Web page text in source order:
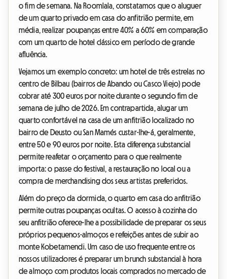
o fim de semana. Na Roomlala, constatamos que o aluguer
de um quarto privado em casa do anfitrião permite, em
média, realizar poupanças entre 40% a 60% em comparação
com um quarto de hotel clássico em período de grande
afluência.
Vejamos um exemplo concreto: um hotel de três estrelas no
centro de Bilbau (bairros de Abando ou Casco Viejo) pode
cobrar até 300 euros por noite durante o segundo fim de
semana de julho de 2026. Em contrapartida, alugar um
quarto confortável na casa de um anfitrião localizado no
bairro de Deusto ou San Mamés custar-lhe-á, geralmente,
entre 50 e 90 euros por noite. Esta diferença substancial
permite reafetar o orçamento para o que realmente
importa: o passe do festival, a restauração no local ou a
compra de merchandising dos seus artistas preferidos.
Além do preço da dormida, o quarto em casa do anfitrião
permite outras poupanças ocultas. O acesso à cozinha do
seu anfitrião oferece-lhe a possibilidade de preparar os seus
próprios pequenos-almoços e refeições antes de subir ao
monte Kobetamendi. Um caso de uso frequente entre os
nossos utilizadores é preparar um brunch substancial à hora
de almoço com produtos locais comprados no mercado de